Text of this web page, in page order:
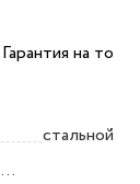
Гарантия на товар
стальной